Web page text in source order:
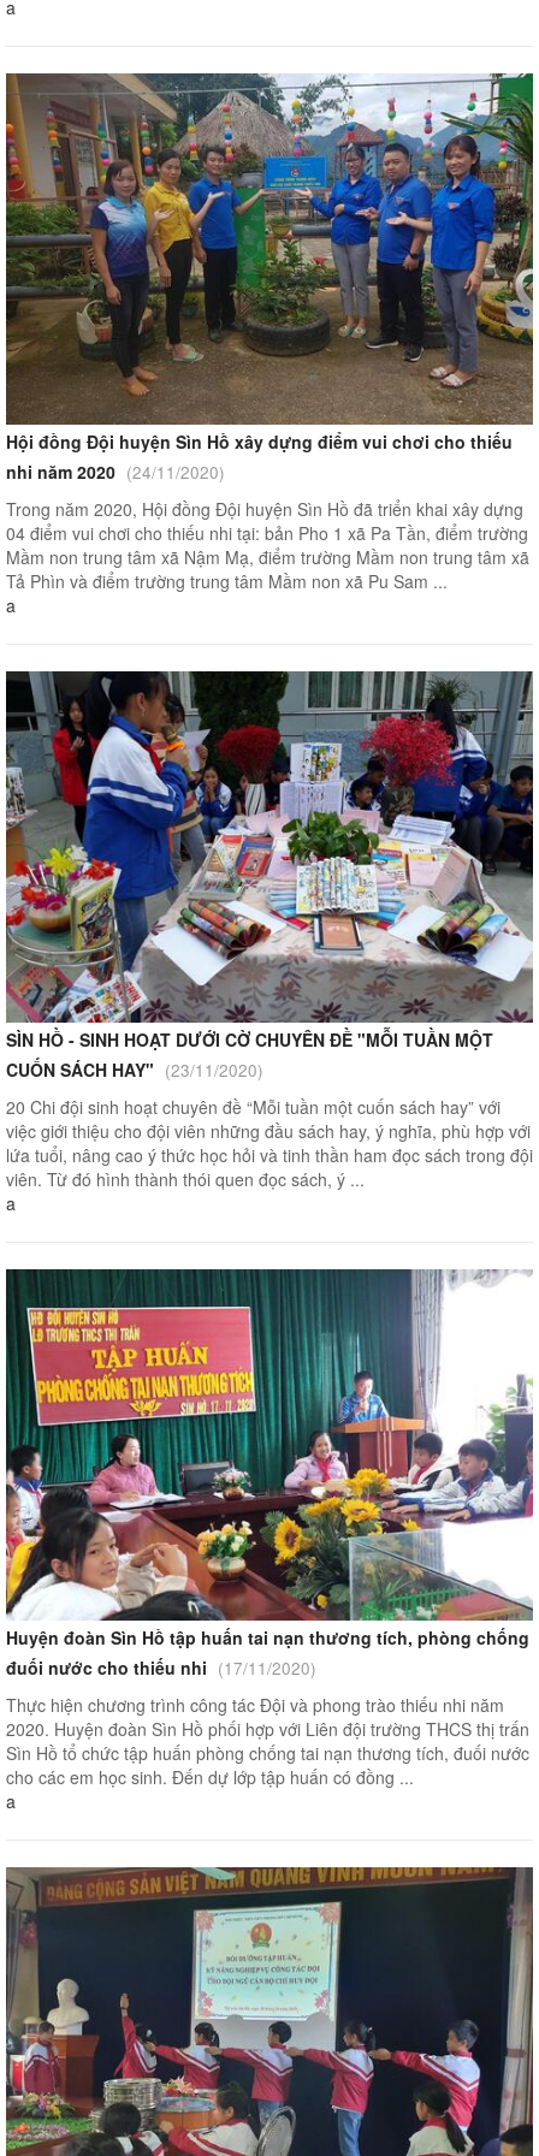
a
Hội đồng Đội huyện Sìn Hồ xây dựng điểm vui chơi cho thiếu
nhi năm 2020 (24/11/2020)
Trong năm 2020, Hội đồng Đội huyện Sìn Hồ đã triển khai xây dựng
04 điểm vui chơi cho thiếu nhi tại: bản Pho 1 xã Pa Tần, điểm trường
Mầm non trung tâm xã Nậm Mạ, điểm trường Mầm non trung tâm xã
Tả Phìn và điểm trường trung tâm Mầm non xã Pu Sam ...
a
SÌN HỒ - SINH HOẠT DƯỚI CỜ CHUYÊN ĐỀ "MỖI TUẦN MỘT
CUỐN SÁCH HAY" (23/11/2020)
20 Chi đội sinh hoạt chuyên đề “Mỗi tuần một cuốn sách hay” với
việc giới thiệu cho đội viên những đầu sách hay, ý nghĩa, phù hợp với
lứa tuổi, nâng cao ý thức học hỏi và tinh thần ham đọc sách trong đội
viên. Từ đó hình thành thói quen đọc sách, ý ...
a
Huyện đoàn Sìn Hồ tập huấn tai nạn thương tích, phòng chống
đuối nước cho thiếu nhi (17/11/2020)
Thực hiện chương trình công tác Đội và phong trào thiếu nhi năm
2020. Huyện đoàn Sìn Hồ phối hợp với Liên đội trường THCS thị trấn
Sìn Hồ tổ chức tập huấn phòng chống tai nạn thương tích, đuối nước
cho các em học sinh. Đến dự lớp tập huấn có đồng ...
a